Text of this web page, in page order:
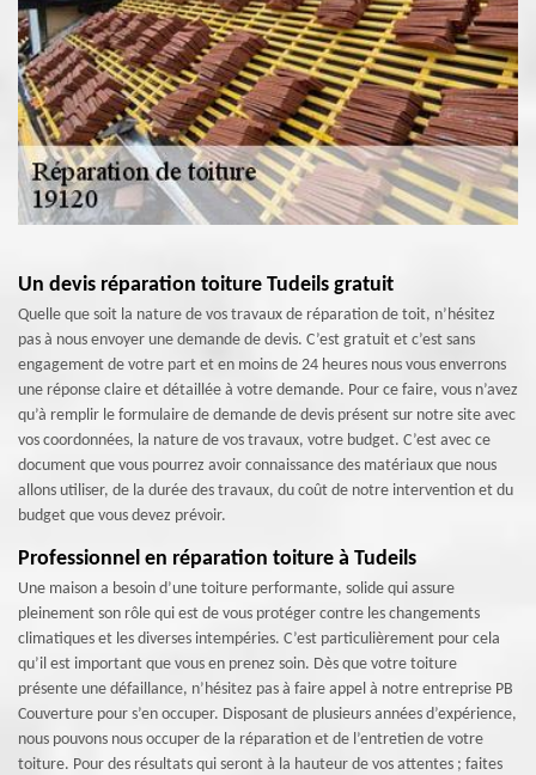
Un devis réparation toiture Tudeils gratuit
Quelle que soit la nature de vos travaux de réparation de toit, n’hésitez
pas à nous envoyer une demande de devis. C’est gratuit et c’est sans
engagement de votre part et en moins de 24 heures nous vous enverrons
une réponse claire et détaillée à votre demande. Pour ce faire, vous n’avez
qu’à remplir le formulaire de demande de devis présent sur notre site avec
vos coordonnées, la nature de vos travaux, votre budget. C’est avec ce
document que vous pourrez avoir connaissance des matériaux que nous
allons utiliser, de la durée des travaux, du coût de notre intervention et du
budget que vous devez prévoir.
Professionnel en réparation toiture à Tudeils
Une maison a besoin d’une toiture performante, solide qui assure
pleinement son rôle qui est de vous protéger contre les changements
climatiques et les diverses intempéries. C’est particulièrement pour cela
qu’il est important que vous en prenez soin. Dès que votre toiture
présente une défaillance, n’hésitez pas à faire appel à notre entreprise PB
Couverture pour s’en occuper. Disposant de plusieurs années d’expérience,
nous pouvons nous occuper de la réparation et de l’entretien de votre
toiture. Pour des résultats qui seront à la hauteur de vos attentes ; faites